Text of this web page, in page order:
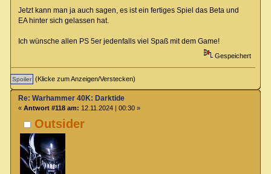
Jetzt kann man ja auch sagen, es ist ein fertiges Spiel das Beta und
EA hinter sich gelassen hat.
Ich wünsche allen PS 5er jedenfalls viel Spaß mit dem Game!
Gespeichert
(Klicke zum Anzeigen/Verstecken)
Outsider
Re: Warhammer 40K: Darktide
« Antwort #118 am: 12.11.2024 | 00:30 »